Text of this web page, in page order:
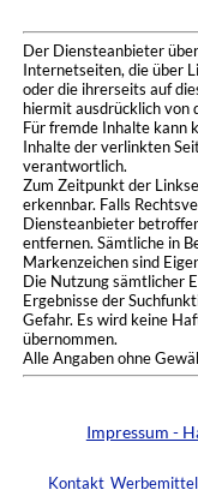
Der Diensteanbieter
Internetseiten, die über
oder die ihrerseits auf
hiermit ausdrücklich von
Für fremde Inhalte kann
Inhalte der verlinkten
verantwortlich.
Zum Zeitpunkt der
erkennbar. Falls
Diensteanbieter
entfernen. Sämtliche in
Markenzeichen sind
Die Nutzung sämtlicher
Ergebnisse der
Gefahr. Es wird keine
übernommen.
Alle Angaben ohne
Impressum -
Kontakt Werbemittel